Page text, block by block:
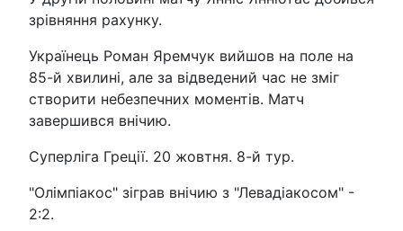
зрівняння рахунку.
Українець Роман Яремчук вийшов на поле на
85-й хвилині, але за відведений час не зміг
створити небезпечних моментів. Матч
завершився внічию.
Суперліга Греції. 20 жовтня. 8-й тур.
"Олімпіакос" зіграв внічию з "Левадіакосом" -
2:2.